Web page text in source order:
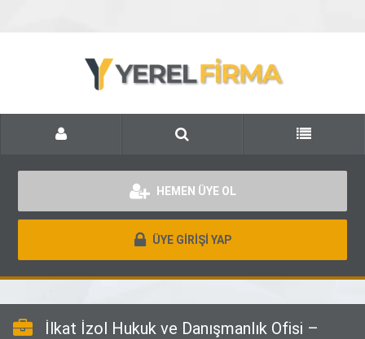
HEMEN ÜYE OL
ÜYE GİRİŞİ YAP
İlkat İzol Hukuk ve Danışmanlık Ofisi –